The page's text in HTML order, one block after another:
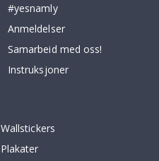
#yesnamly
Anmeldelser
Samarbeid med oss!
Instruksjoner
Wallstickers
Plakater